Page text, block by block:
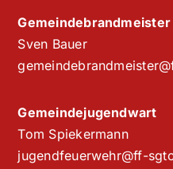
Gemeindebrandmeister
Sven Bauer
Gemeindejugendwart
Tom Spiekermann
jugendfeuerwehr@ff-